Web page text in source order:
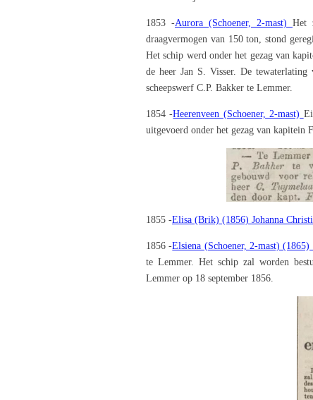
1853 -Aurora (Schoener, 2-mast) Het
draagvermogen van 150 ton, stond
Het schip werd onder het gezag van
de heer Jan S. Visser. De
scheepswerf C.P. Bakker te Lemmer.
1854 -Heerenveen (Schoener, 2-mast)
uitgevoerd onder het gezag van kapitein
1855 -Elisa (Brik) (1856) Johanna
1856 -Elsiena (Schoener, 2-mast)
te Lemmer. Het schip zal worden
Lemmer op 18 september 1856.